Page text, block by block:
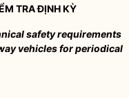
TRA ĐỊNH KỲ
safety requirements
vehicles for periodical